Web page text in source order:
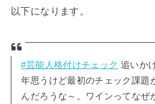
以下になります。
#芸能人格付けチェック 追いか
年思うけど最初のチェック課題
んだろうな～。ワインってなぜ